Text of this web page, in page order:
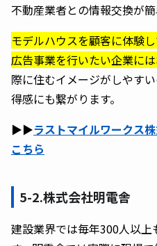
不動産業者との情報交換が簡
モデルハウスを顧客に体験
広告事業を行いたい企業には
際に住むイメージがしやす
得感にも繋がります。
▶︎▶︎ラストマイルワークス
こちら
5-2.株式会社明電舎
建設業界では毎年300人以上